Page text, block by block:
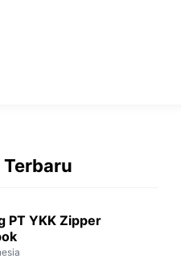
PT YKK Zipper